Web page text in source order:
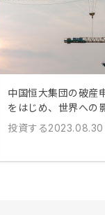
中国恒大集団の破産
をはじめ、世界への
投資する2023.08.30